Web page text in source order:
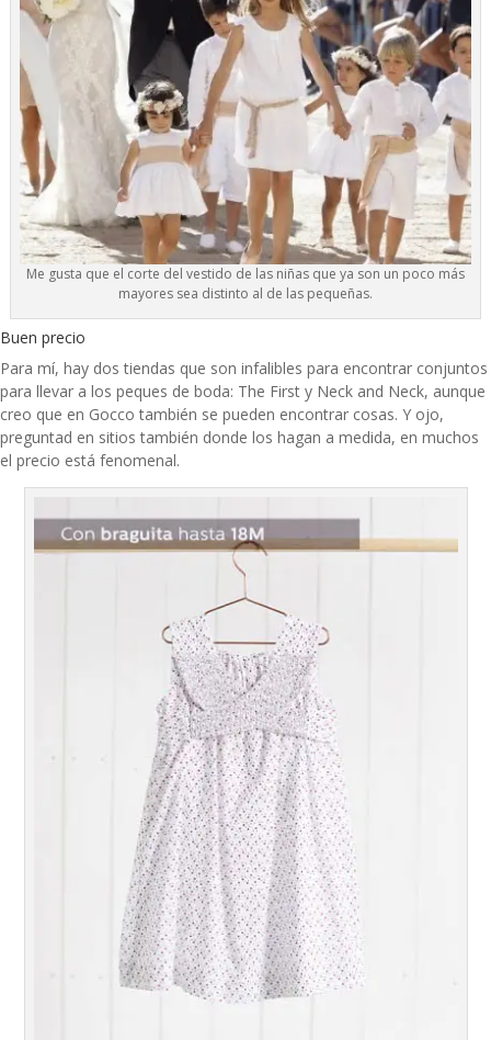
Me gusta que el corte del vestido de las niñas que ya son un poco más
mayores sea distinto al de las pequeñas.
Buen precio
Para mí, hay dos tiendas que son infalibles para encontrar conjuntos
para llevar a los peques de boda: The First y Neck and Neck, aunque
creo que en Gocco también se pueden encontrar cosas. Y ojo,
preguntad en sitios también donde los hagan a medida, en muchos
el precio está fenomenal.